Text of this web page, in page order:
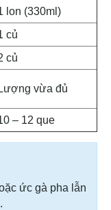
lon (330ml)
củ
củ
Lượng vừa đủ
– 12 que
ức gà pha lẫn